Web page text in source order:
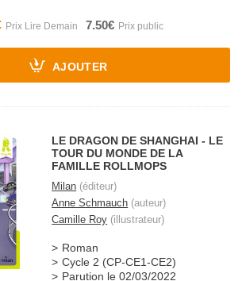
7.50€
AJOUTER
LE DRAGON DE SHANGHAI - LE
TOUR DU MONDE DE LA
FAMILLE ROLLMOPS
Milan (éditeur)
Anne Schmauch (auteur)
Camille Roy (illustrateur)
Roman
Cycle 2 (CP-CE1-CE2)
Parution le 02/03/2022